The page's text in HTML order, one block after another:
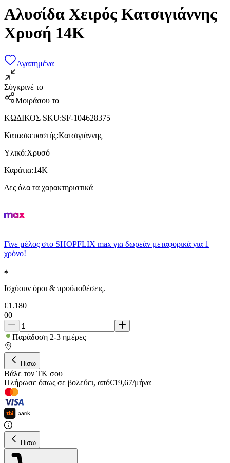
Αλυσίδα Χειρός Κατσιγιάννης
Χρυσή 14K
Αγαπημένα
Σύγκρινέ το
Μοιράσου το
ΚΩΔΙΚΟΣ SKU:SF-104628375
Κατασκευαστής:Κατσιγιάννης
Υλικό:Χρυσό
Καράτια:14Κ
Δες όλα τα χαρακτηριστικά
Γίνε μέλος στο SHOPFLIX max για δωρεάν μεταφορικά για 1
χρόνο!
Ισχύουν όροι & προϋποθέσεις.
€1.180
00
Παράδοση 2-3 ημέρες
Πίσω
Βάλε τον ΤΚ σου
Πλήρωσε όπως σε βολεύει, από€19,67/μήνα
Πίσω